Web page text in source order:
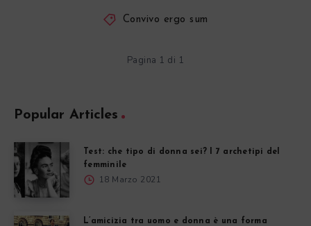
Convivo ergo sum
Pagina 1 di 1
Popular Articles
Test: che tipo di donna sei? I 7 archetipi del
femminile
18 Marzo 2021
L’amicizia tra uomo e donna è una forma